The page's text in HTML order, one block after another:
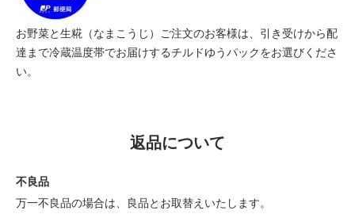
お野菜と生糀（なまこうじ）ご注文のお客様は、引き受けから配
達まで冷蔵温度帯でお届けするチルドゆうパックをお選びくださ
い。
返品について
不良品
万一不良品の場合は、良品とお取替えいたします。